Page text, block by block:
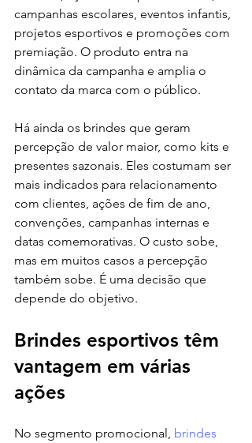
campanhas escolares, eventos infantis,
projetos esportivos e promoções com
premiação. O produto entra na
dinâmica da campanha e amplia o
contato da marca com o público.
Há ainda os brindes que geram
percepção de valor maior, como kits e
presentes sazonais. Eles costumam ser
mais indicados para relacionamento
com clientes, ações de fim de ano,
convenções, campanhas internas e
datas comemorativas. O custo sobe,
mas em muitos casos a percepção
também sobe. É uma decisão que
depende do objetivo.
Brindes esportivos têm
vantagem em várias
ações
No segmento promocional, brindes